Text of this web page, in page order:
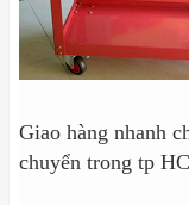
Giao hàng nhanh
chuyển trong tp